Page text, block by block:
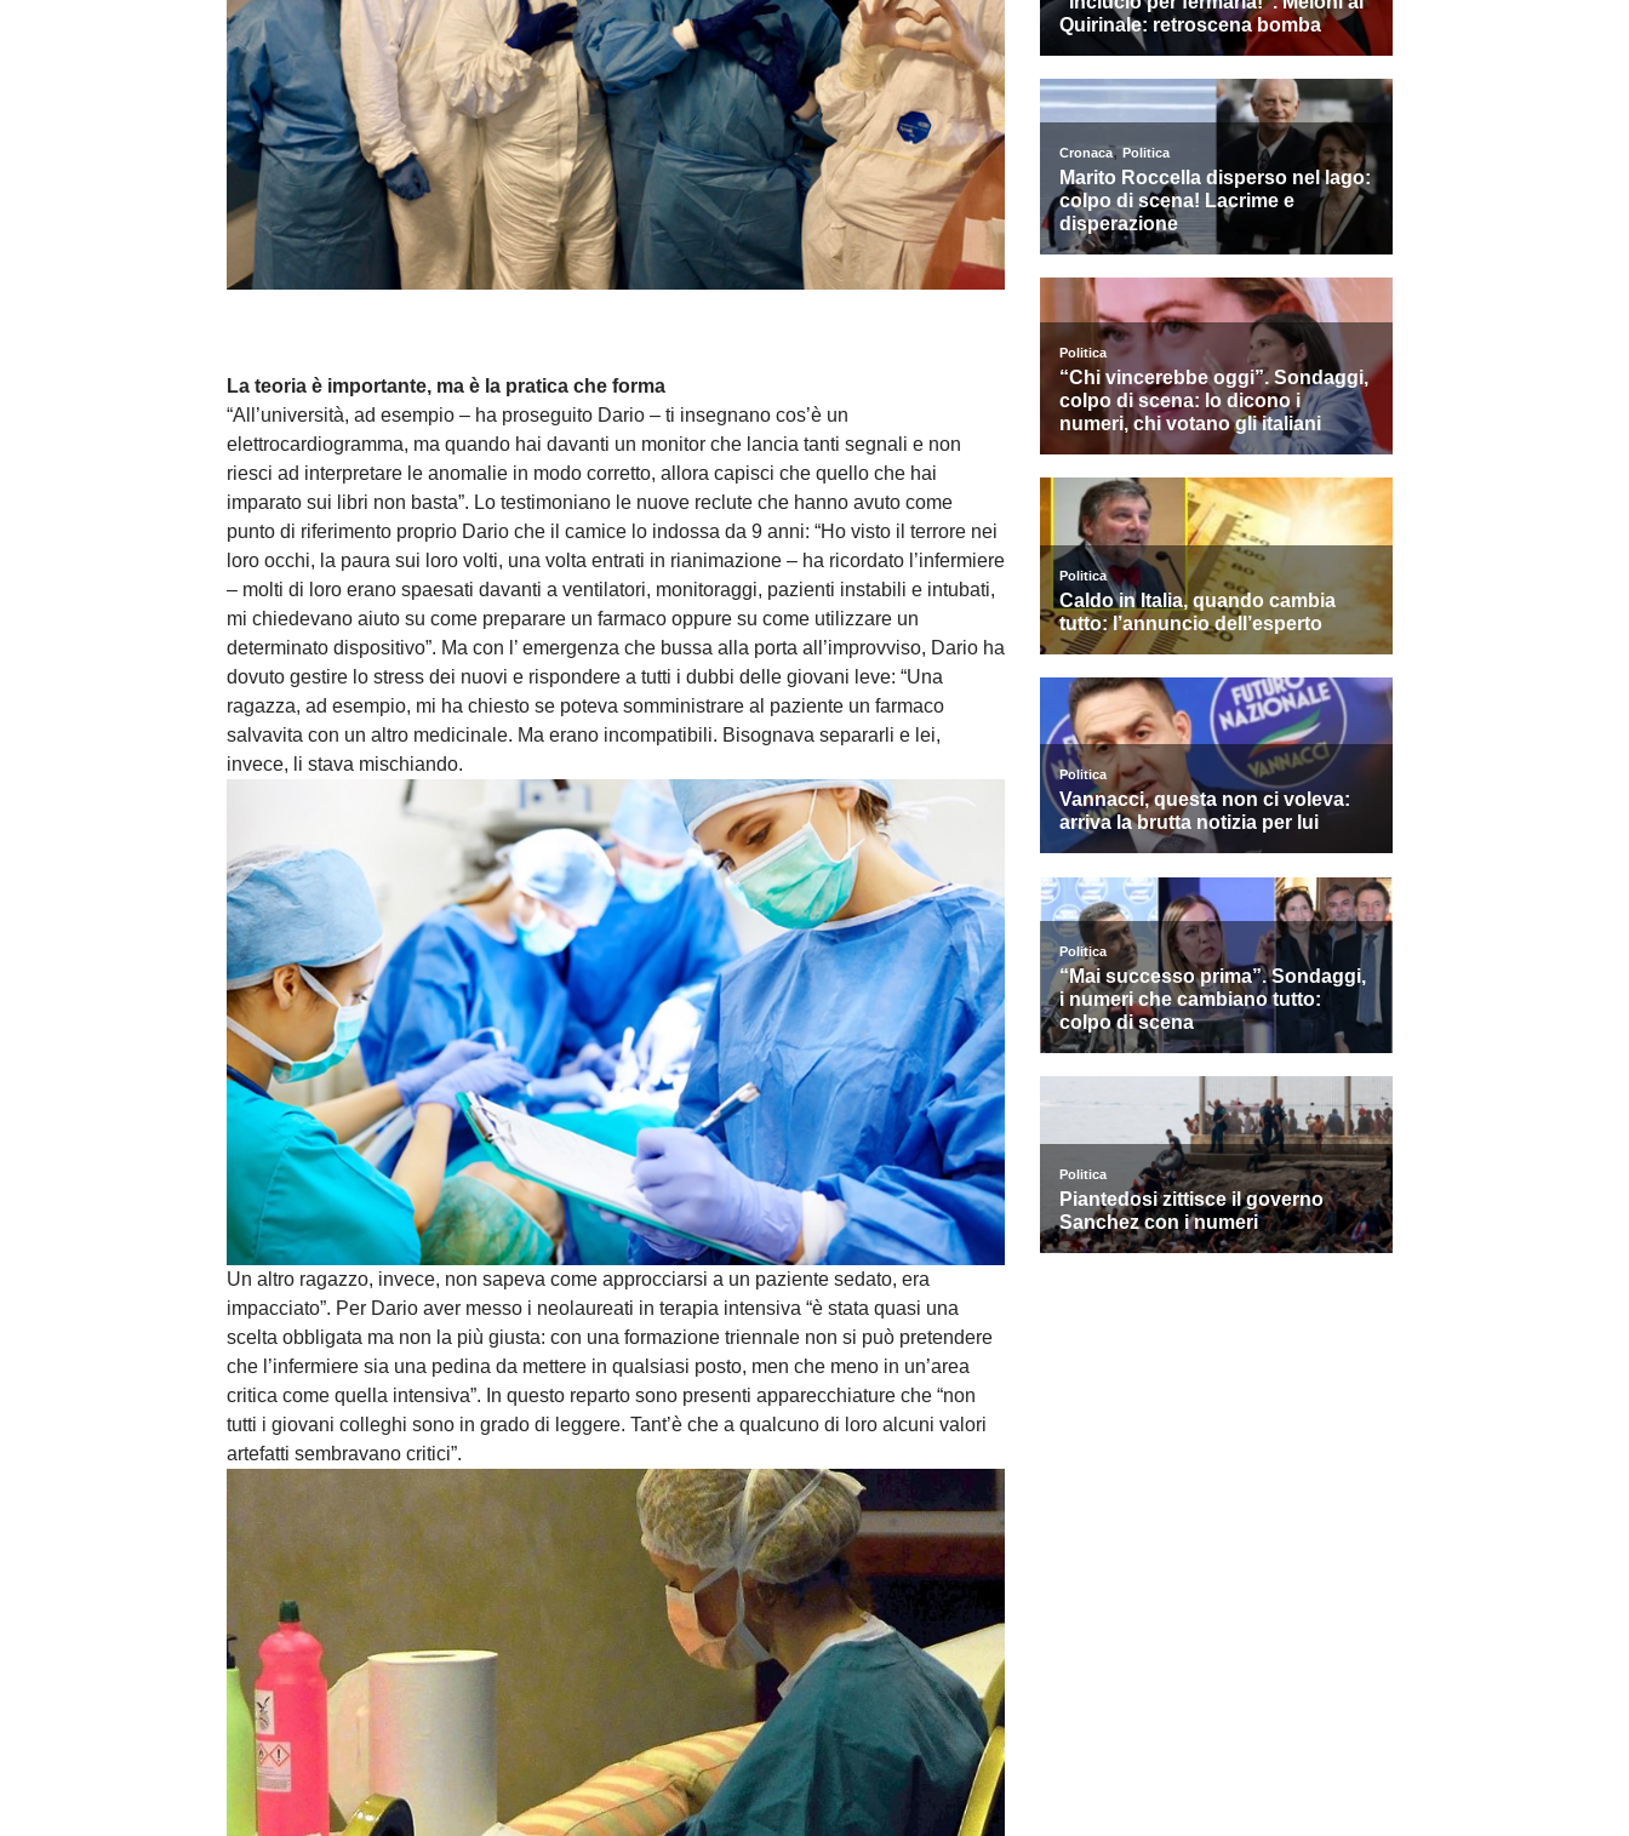
La teoria è importante, ma è la pratica che forma
“All’università, ad esempio – ha proseguito Dario – ti insegnano cos’è un
elettrocardiogramma, ma quando hai davanti un monitor che lancia tanti segnali e non
riesci ad interpretare le anomalie in modo corretto, allora capisci che quello che hai
imparato sui libri non basta”. Lo testimoniano le nuove reclute che hanno avuto come
punto di riferimento proprio Dario che il camice lo indossa da 9 anni: “Ho visto il terrore nei
loro occhi, la paura sui loro volti, una volta entrati in rianimazione – ha ricordato l’infermiere
– molti di loro erano spaesati davanti a ventilatori, monitoraggi, pazienti instabili e intubati,
mi chiedevano aiuto su come preparare un farmaco oppure su come utilizzare un
determinato dispositivo”. Ma con l’ emergenza che bussa alla porta all’improvviso, Dario ha
dovuto gestire lo stress dei nuovi e rispondere a tutti i dubbi delle giovani leve: “Una
ragazza, ad esempio, mi ha chiesto se poteva somministrare al paziente un farmaco
salvavita con un altro medicinale. Ma erano incompatibili. Bisognava separarli e lei,
invece, li stava mischiando.
Un altro ragazzo, invece, non sapeva come approcciarsi a un paziente sedato, era
impacciato”. Per Dario aver messo i neolaureati in terapia intensiva “è stata quasi una
scelta obbligata ma non la più giusta: con una formazione triennale non si può pretendere
che l’infermiere sia una pedina da mettere in qualsiasi posto, men che meno in un’area
critica come quella intensiva”. In questo reparto sono presenti apparecchiature che “non
tutti i giovani colleghi sono in grado di leggere. Tant’è che a qualcuno di loro alcuni valori
artefatti sembravano critici”.